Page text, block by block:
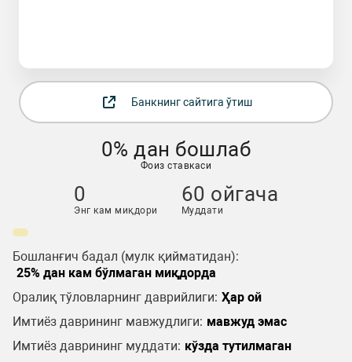
Банкнинг сайтига ўтиш
0% дан бошлаб
Фоиз ставкаси
0
Энг кам миқдори
60 ойгача
Муддати
Бошланғич бадал (мулк қийматидан):
25% дан кам бўлмаган миқдорда
Оралиқ тўловларнинг даврийлиги: Ҳар ой
Имтиёз даврининг мавжудлиги: мавжуд эмас
Имтиёз даврининг муддати: кўзда тутилмаган